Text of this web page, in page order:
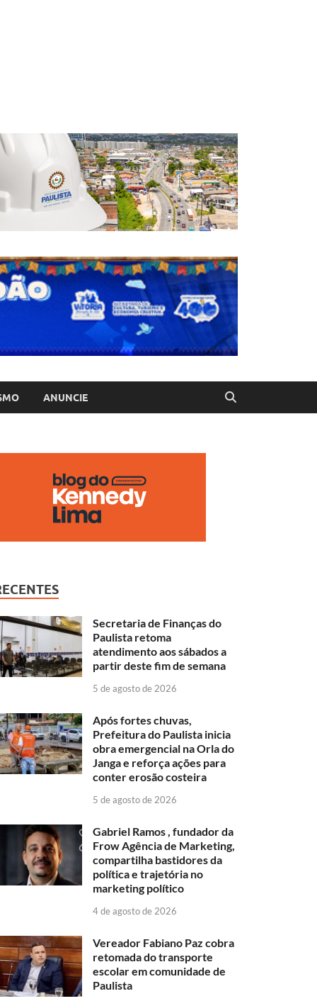
ANUNCIE
Secretaria de Finanças do
Paulista retoma
atendimento aos sábados a
partir deste fim de semana
5 de agosto de 2026
Após fortes chuvas,
Prefeitura do Paulista inicia
obra emergencial na Orla do
Janga e reforça ações para
conter erosão costeira
5 de agosto de 2026
Gabriel Ramos , fundador da
Frow Agência de Marketing,
compartilha bastidores da
política e trajetória no
marketing político
4 de agosto de 2026
Vereador Fabiano Paz cobra
retomada do transporte
escolar em comunidade de
Paulista